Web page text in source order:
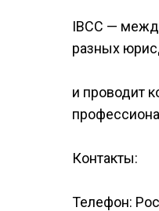
IBCC —
разных
и проводит
Контакты:
Телефон: